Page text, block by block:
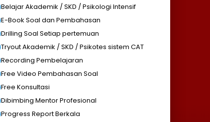
Belajar Akademik / SKD / Psikologi Intensif
E-Book Soal dan Pembahasan
Drilling Soal Setiap pertemuan
Tryout Akademik / SKD / Psikotes sistem CAT
Recording Pembelajaran
Free Video Pembahasan Soal
Free Konsultasi
Dibimbing Mentor Profesional
Progress Report Berkala